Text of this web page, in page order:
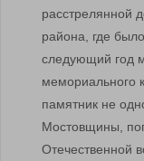
расстрелянной
района, где
следующий год
мемориального
памятник не
Мостовщины,
Отечественной